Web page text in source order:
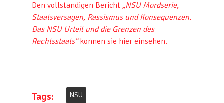
Den vollständigen Bericht „NSU Mordserie,
Staatsversagen, Rassismus und Konsequenzen.
Das NSU Urteil und die Grenzen des
Rechtsstaats“können sie hier einsehen.
Tags: NSU